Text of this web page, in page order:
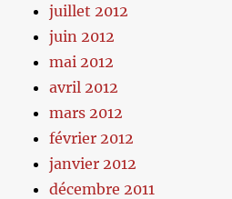
juillet 2012
juin 2012
mai 2012
avril 2012
mars 2012
février 2012
janvier 2012
décembre 2011